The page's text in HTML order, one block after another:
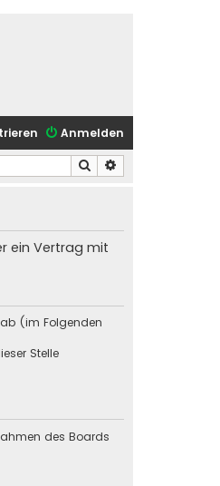
Anmelden
Suche
ein Vertrag mit
(im Folgenden
Stelle
des Boards